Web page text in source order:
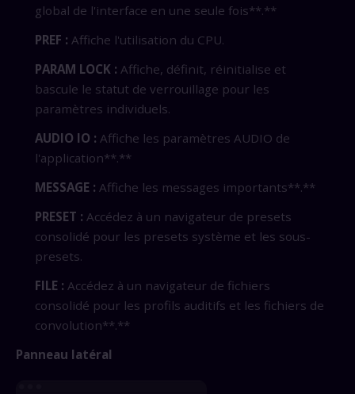
global de l'interface en une seule fois**.**
PREF : Affiche l'utilisation du CPU.
PARAM LOCK : Affiche, définit, réinitialise et
bascule le statut de verrouillage pour les
paramètres individuels.
AUDIO IO : Affiche les paramètres AUDIO de
l'application**.**
MESSAGE : Affiche les messages importants**.**
PRESET : Accédez à un navigateur de presets
consolidé pour les presets système et les sous-
presets.
FILE : Accédez à un navigateur de fichiers
consolidé pour les profils auditifs et les fichiers de
convolution**.**
Panneau latéral